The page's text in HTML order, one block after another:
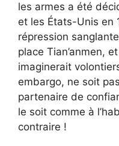
les armes a été
et les États-Unis en
répression
place Tian’anmen,
imaginerait
embargo, ne soit
partenaire de
le soit comme à
contraire !